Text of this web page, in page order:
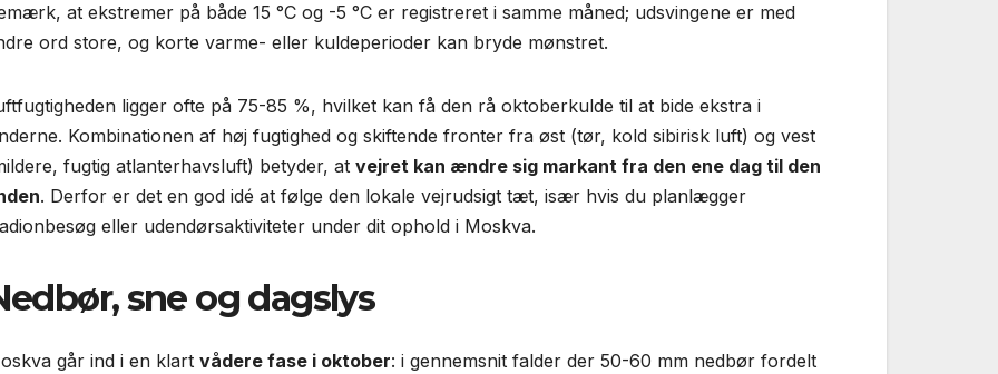
at ekstremer på både 15 °C og -5 °C er registreret i samme måned; udsvingene er med
ord store, og korte varme- eller kuldeperioder kan bryde mønstret.
ligger ofte på 75-85 %, hvilket kan få den rå oktoberkulde til at bide ekstra i
Kombinationen af høj fugtighed og skiftende fronter fra øst (tør, kold sibirisk luft) og vest
fugtig atlanterhavsluft) betyder, at vejret kan ændre sig markant fra den ene dag til den
. Derfor er det en god idé at følge den lokale vejrudsigt tæt, især hvis du planlægger
eller udendørsaktiviteter under dit ophold i Moskva.
sne og dagslys
går ind i en klart vådere fase i oktober: i gennemsnit falder der 50-60 mm nedbør fordelt